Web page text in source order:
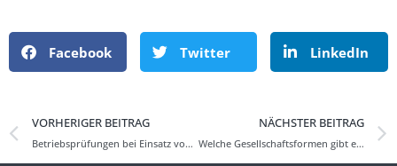
Facebook Twitter LinkedIn
VORHERIGER BEITRAG
Betriebsprüfungen bei Einsatz von Tax Compliance
NÄCHSTER BEITRAG
Welche Gesellschaftsformen gibt es?